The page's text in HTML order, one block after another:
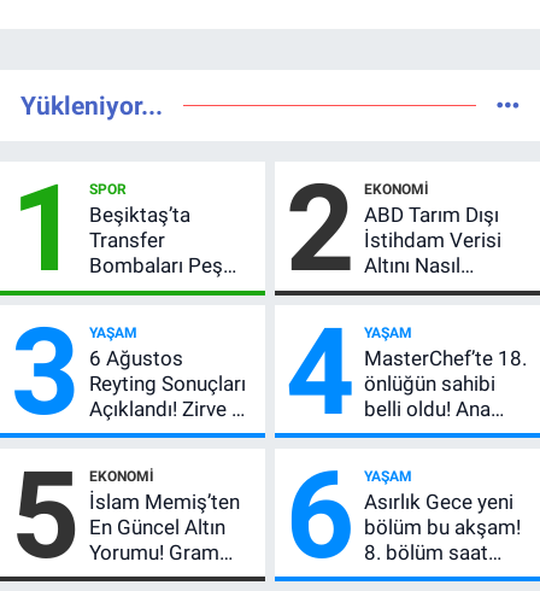
Yükleniyor...
1 SPOR
Beşiktaş’ta
Transfer
Bombaları Peş
Peşe! Adalı
Açıkladı, 5 Yıldız
Daha Listede
2 EKONOMI
ABD Tarım Dışı
İstihdam Verisi
Altını Nasıl
Etkiler? Çok Basit
3 YAŞAM
6 Ağustos
Reyting Sonuçları
Açıklandı! Zirve El
Değiştirdi:
MasterChef'i
Geride Bıraktı
4 YAŞAM
MasterChef’te 18.
önlüğün sahibi
belli oldu! Ana
kadroya giren
oldu?
5 EKONOMI
İslam Memiş’ten
En Güncel Altın
Yorumu! Gram
Altın İçin 6.350 TL
6 YAŞAM
Asırlık Gece yeni
bölüm bu akşam!
8. bölüm saat
kaçta, TRT 1 canlı